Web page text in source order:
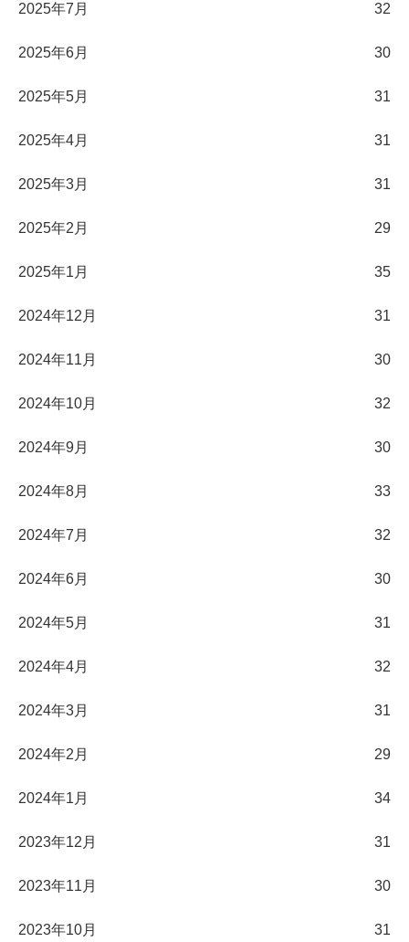
2025年7月 32
2025年6月 30
2025年5月 31
2025年4月 31
2025年3月 31
2025年2月 29
2025年1月 35
2024年12月 31
2024年11月 30
2024年10月 32
2024年9月 30
2024年8月 33
2024年7月 32
2024年6月 30
2024年5月 31
2024年4月 32
2024年3月 31
2024年2月 29
2024年1月 34
2023年12月 31
2023年11月 30
2023年10月 31